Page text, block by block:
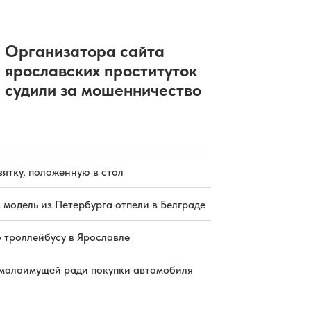
Организатора сайта
ярославских проституток
судили за мошенничество
положенную в стол
из Петербурга отпели в Белграде
троллейбусу в Ярославле
ради покупки автомобиля